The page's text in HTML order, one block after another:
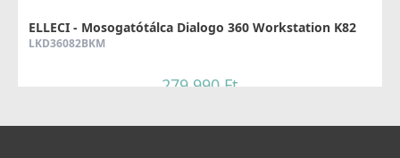
kerettel - Fekete
KF021065BK
54 990 Ft
Részletek
ELLECI - Mosogatótálca Dialogo 360 Workstation K82
LKD36082BKM
279 990 Ft
Részletek